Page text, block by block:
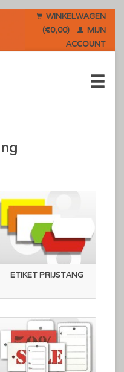
WINKELWAGEN
(€0,00)
MIJN
ACCOUNT
ETIKET PRIJSTANG